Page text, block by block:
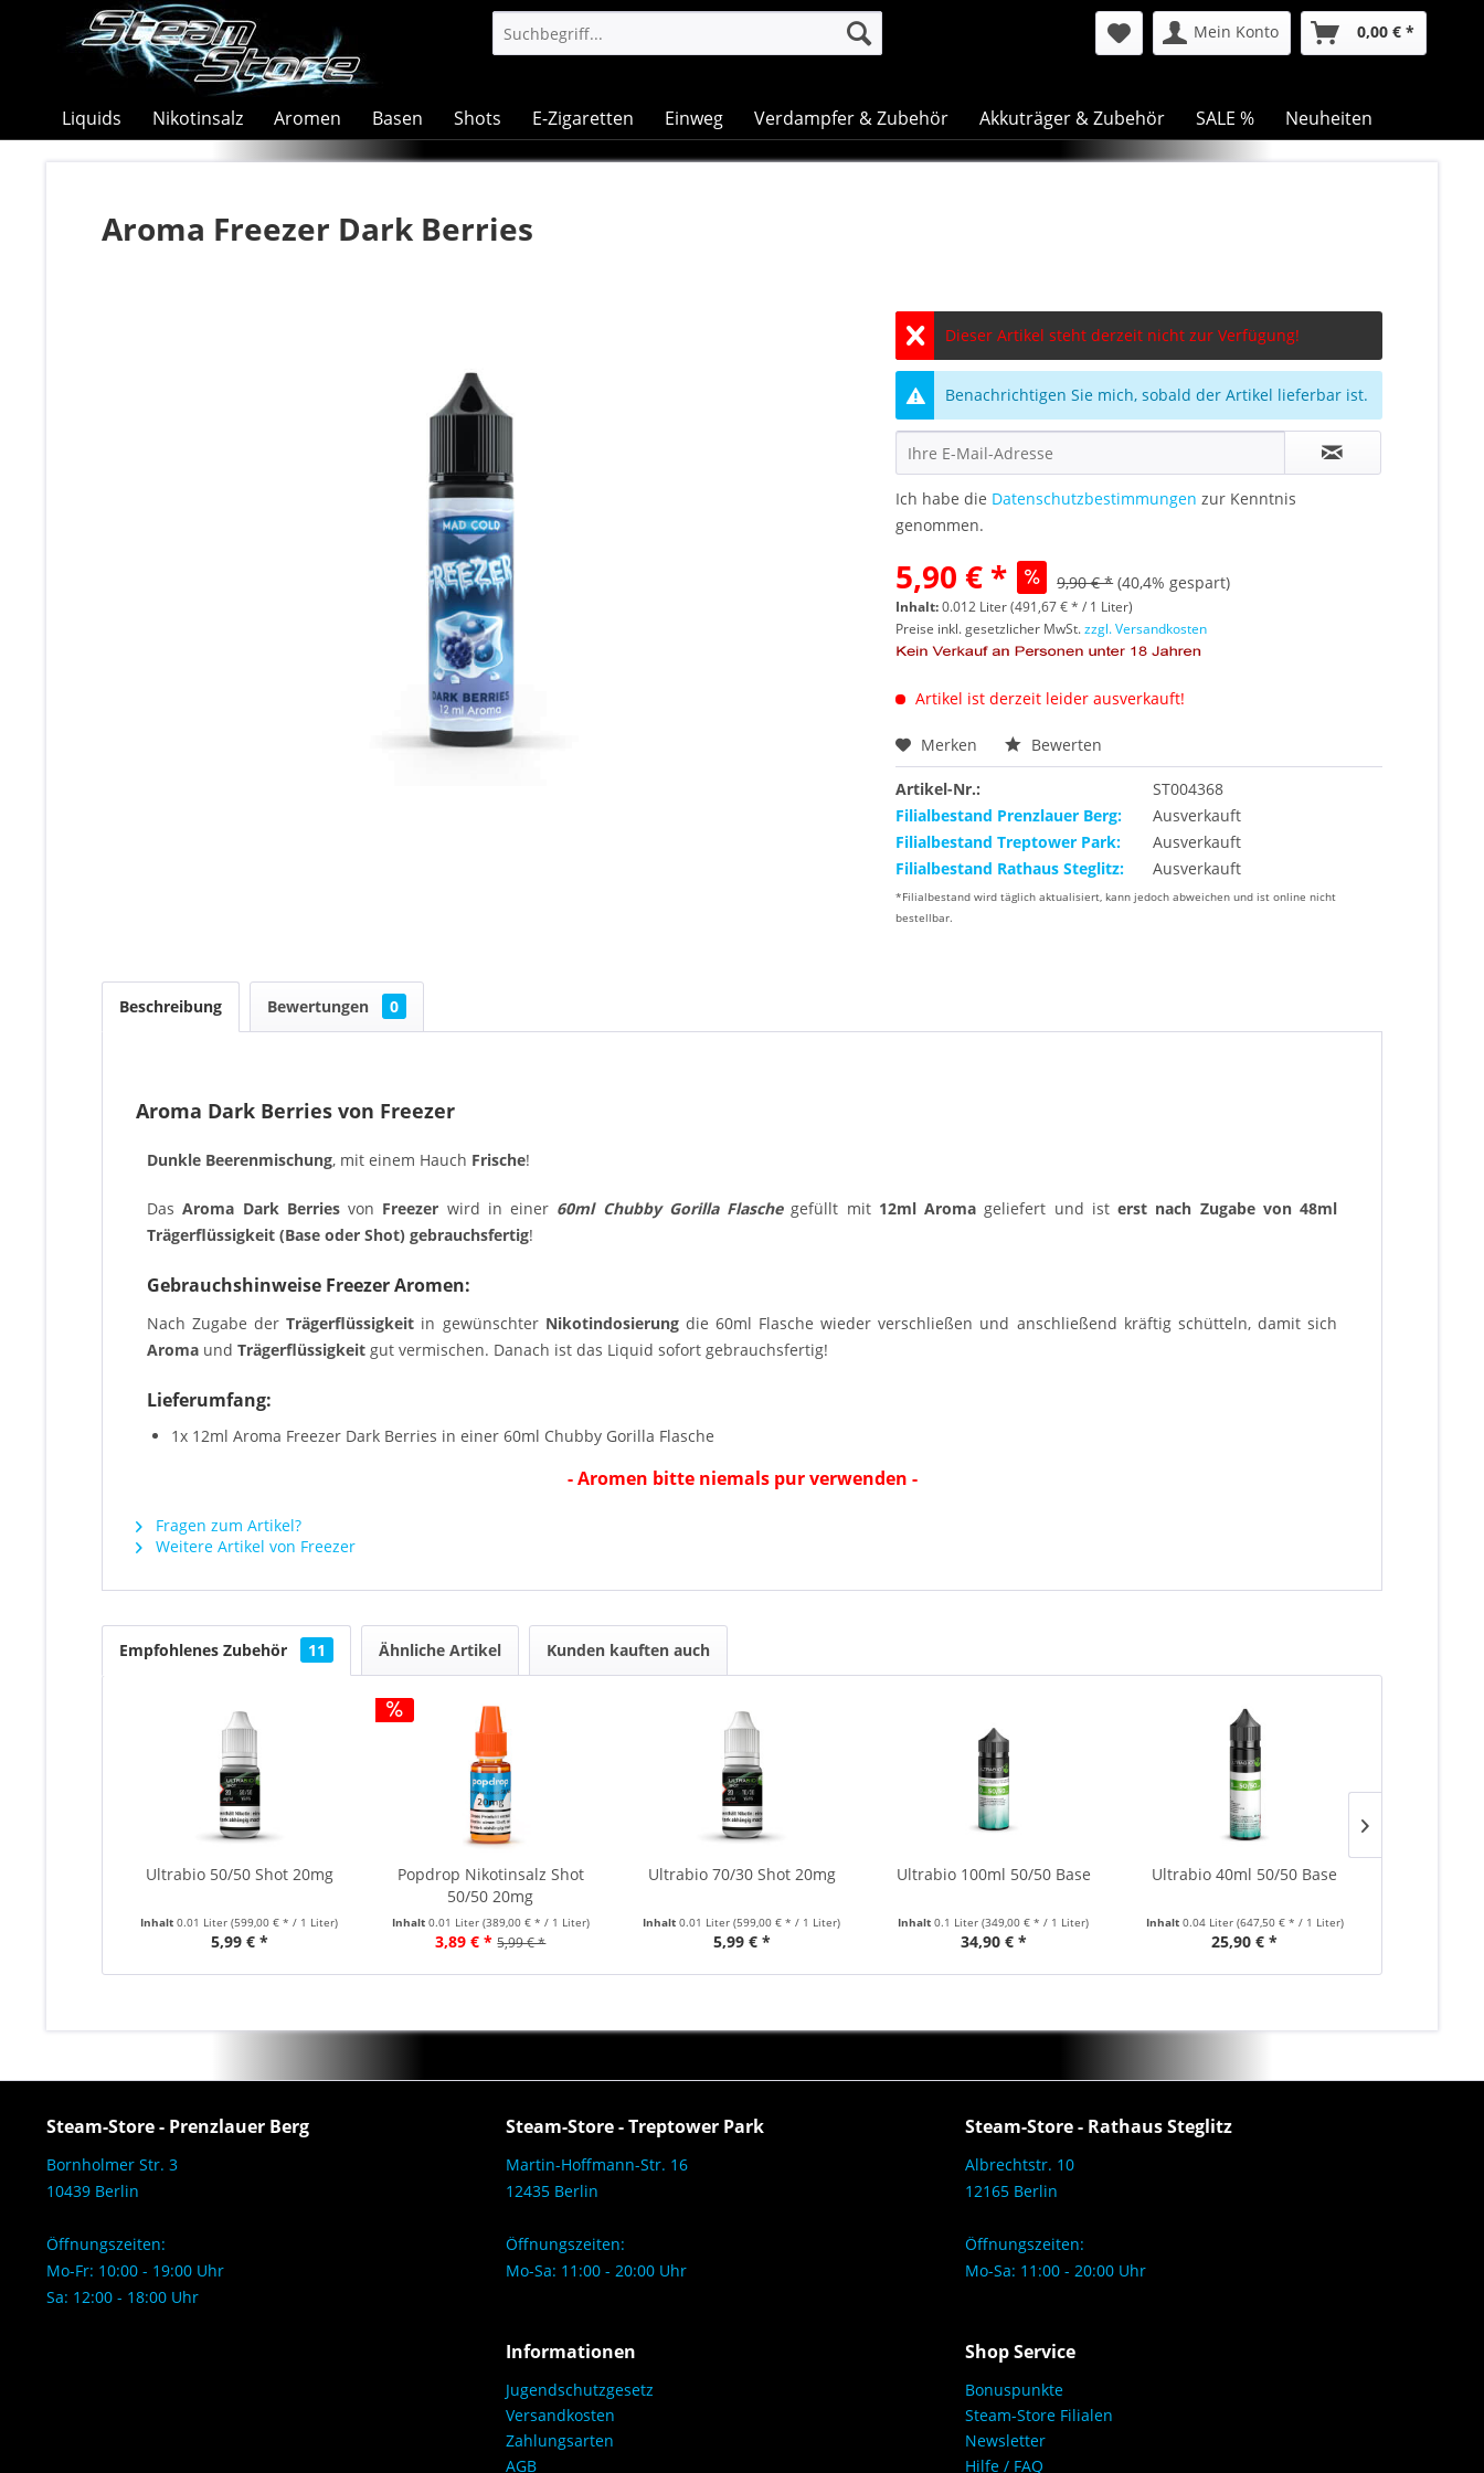
Mein Konto 0,00 € *
Liquids Nikotinsalz Aromen Basen Shots E-Zigaretten Einweg Verdampfer & Zubehör Akkuträger & Zubehör SALE % Neuheiten
Aroma Freezer Dark Berries
Dieser Artikel steht derzeit nicht zur Verfügung!
Benachrichtigen Sie mich, sobald der Artikel lieferbar ist.
Ich habe die Datenschutzbestimmungen zur Kenntnis
genommen.
5,90 € * 9,90 € * (40,4% gespart)
Inhalt:0.012 Liter (491,67 € * / 1 Liter)
Preise inkl. gesetzlicher MwSt.zzgl. Versandkosten
Artikel ist derzeit leider ausverkauft!
Merken Bewerten
Artikel-Nr.:
ST004368
Filialbestand Prenzlauer Berg:
Ausverkauft
Filialbestand Treptower Park:
Ausverkauft
Filialbestand Rathaus Steglitz:
Ausverkauft
*Filialbestand wird täglich aktualisiert, kann jedoch abweichen und ist online nicht
bestellbar.
Beschreibung Bewertungen 0
Aroma Dark Berries von Freezer
Dunkle Beerenmischung, mit einem Hauch Frische!
DasAroma Dark Berriesvon Freezer wird in einer 60ml Chubby Gorilla Flaschegefüllt mit 12ml Aroma geliefert und ist erst nach Zugabe von 48ml
Trägerflüssigkeit (Base oder Shot) gebrauchsfertig!
Gebrauchshinweise Freezer Aromen:
Nach Zugabe derTrägerflüssigkeit in gewünschter Nikotindosierungdie 60ml Flasche wieder verschließen und anschließend kräftig schütteln, damit sich
Aroma und Trägerflüssigkeit gut vermischen. Danach ist das Liquid sofort gebrauchsfertig!
Lieferumfang:
1x 12ml Aroma Freezer Dark Berries in einer 60ml Chubby Gorilla Flasche
- Aromen bitte niemals pur verwenden -
Fragen zum Artikel?
Weitere Artikel von Freezer
Empfohlenes Zubehör 11 Ähnliche Artikel Kunden kauften auch
Ultrabio 50/50 Shot 20mg
Inhalt0.01 Liter(599,00 € * / 1 Liter)
5,99 € *
Popdrop Nikotinsalz Shot
50/50 20mg
Inhalt 0.01 Liter (389,00 € * / 1 Liter)
3,89 € * 5,99 € *
Ultrabio 70/30 Shot 20mg
Inhalt0.01 Liter(599,00 € * / 1 Liter)
5,99 € *
Ultrabio 100ml 50/50 Base
Inhalt0.1 Liter(349,00 € * / 1 Liter)
34,90 € *
Ultrabio 40ml 50/50 Base
Inhalt 0.04 Liter (647,50 € * / 1 Liter)
25,90 € *
Steam-Store - Prenzlauer Berg
Bornholmer Str. 3
10439 Berlin
Öffnungszeiten:
Mo-Fr: 10:00 - 19:00 Uhr
Sa: 12:00 - 18:00 Uhr
Steam-Store - Treptower Park
Martin-Hoffmann-Str. 16
12435 Berlin
Öffnungszeiten:
Mo-Sa: 11:00 - 20:00 Uhr
Steam-Store - Rathaus Steglitz
Albrechtstr. 10
12165 Berlin
Öffnungszeiten:
Mo-Sa: 11:00 - 20:00 Uhr
Informationen
Jugendschutzgesetz
Versandkosten
Zahlungsarten
AGB
Shop Service
Bonuspunkte
Steam-Store Filialen
Newsletter
Hilfe / FAQ